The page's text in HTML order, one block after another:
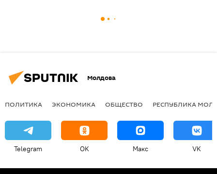
Молдова
ПОЛИТИКА ЭКОНОМИКА ОБЩЕСТВО РЕСПУБЛИКА
Telegram OK Макс VK